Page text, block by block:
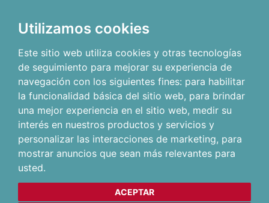
Utilizamos cookies
Este sitio web utiliza cookies y otras tecnologías
de seguimiento para mejorar su experiencia de
navegación con los siguientes fines: para habilitar
la funcionalidad básica del sitio web, para brindar
una mejor experiencia en el sitio web, medir su
interés en nuestros productos y servicios y
personalizar las interacciones de marketing, para
mostrar anuncios que sean más relevantes para
usted.
ACEPTAR